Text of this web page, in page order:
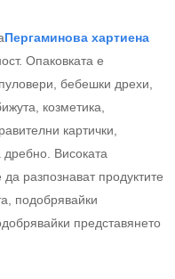
Пергаминова хартиена
Опаковката е
бебешки дрехи,
козметика,
картички,
Високата
разпознават продуктите
подобрявайки
представянето